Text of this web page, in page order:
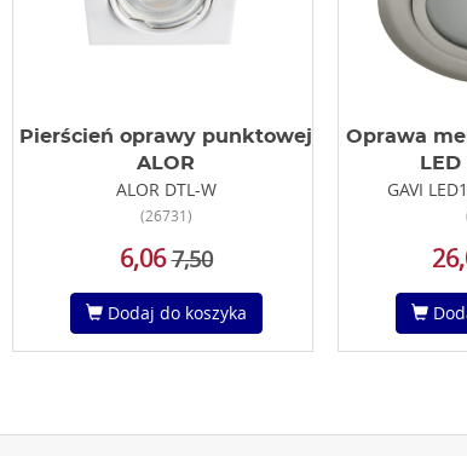
Pierścień oprawy punktowej
ALOR
ALOR DTL-W
(26731)
6,06 7,50
Dodaj do koszyka
Oprawa
GAVI